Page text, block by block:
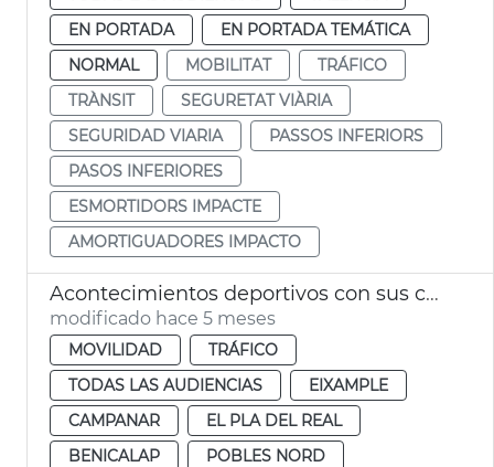
EN PORTADA
EN PORTADA TEMÁTICA
NORMAL
MOBILITAT
TRÁFICO
TRÀNSIT
SEGURETAT VIÀRIA
SEGURIDAD VIARIA
PASSOS INFERIORS
PASOS INFERIORES
ESMORTIDORS IMPACTE
AMORTIGUADORES IMPACTO
Acontecimientos deportivos con sus cortes de tráfico en València
modificado hace 5 meses
MOVILIDAD
TRÁFICO
TODAS LAS AUDIENCIAS
EIXAMPLE
CAMPANAR
EL PLA DEL REAL
BENICALAP
POBLES NORD